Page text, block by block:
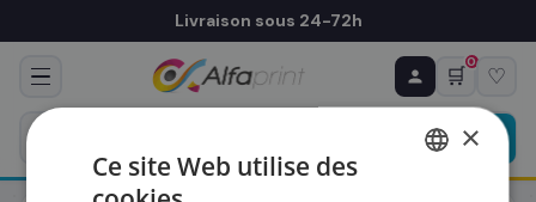
Livraison sous 24-72h
🛒
0
♡
♻ COMMANDE RÉCURRENTE
Prévoyez & économisez
Programmez votre prochain achat — notre équipe
vous prépare un devis personnalisé
×
Ce site Web utilise des